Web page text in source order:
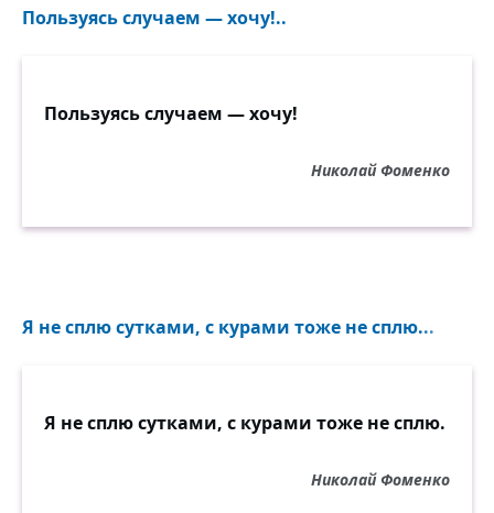
Пользуясь случаем — хочу!..
Пользуясь случаем — хочу!
Николай Фоменко
Я не сплю сутками, с курами тоже не сплю...
Я не сплю сутками, с курами тоже не сплю.
Николай Фоменко